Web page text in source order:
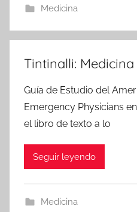
Medicina
Tintinalli:
Guía de Estudio del
Emergency Physicians
el libro de texto a lo
Seguir leyendo
Medicina